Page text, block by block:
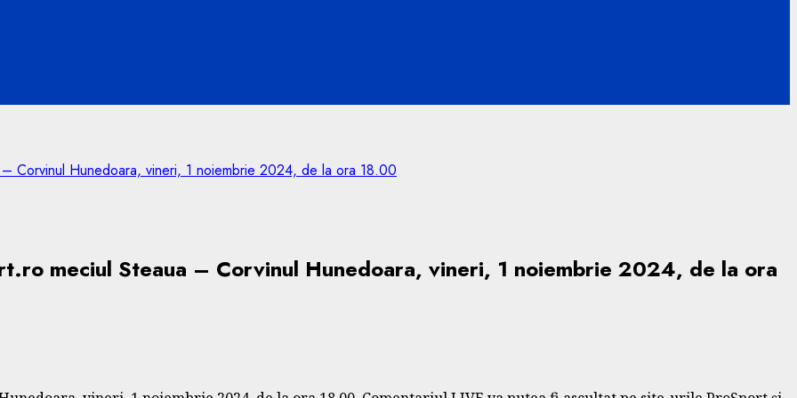
Corvinul Hunedoara, vineri, 1 noiembrie 2024, de la ora 18.00
meciul Steaua – Corvinul Hunedoara, vineri, 1 noiembrie 2024, de la ora